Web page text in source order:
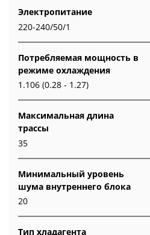
Электропитание
220-240/50/1
Потребляемая мощность в
режиме охлаждения
1.106 (0.28 - 1.27)
Максимальная длина
трассы
35
Минимальный уровень
шума внутреннего блока
20
Тип хладагента